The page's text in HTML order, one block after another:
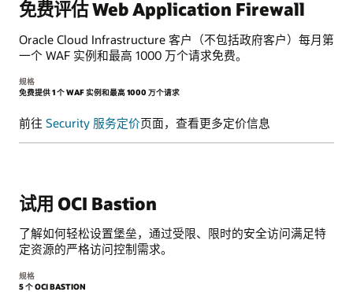
免费评估 Web Application Firewall
Oracle Cloud Infrastructure 客户（不包括政府客户）每月第
一个 WAF 实例和最高 1000 万个请求免费。
规格
免费提供 1 个 WAF 实例和最高 1000 万个请求
前往 Security 服务定价页面，查看更多定价信息
试用 OCI Bastion
了解如何轻松设置堡垒，通过受限、限时的安全访问满足特
定资源的严格访问控制需求。
规格
5 个 OCI BASTION